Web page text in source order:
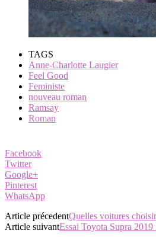
TAGS
Anne-Charlotte Laugier
Feel Good
Feministe
nouveau roman
Ramsay
Roman
Facebook
Twitter
Google+
Pinterest
WhatsApp
Article précedentQuelles voitures
Article suivantEssai Toyota Supra 2019